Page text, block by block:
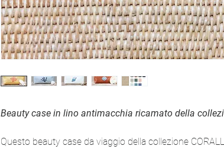
Beauty case in lino antimacchia ricamato della
Questo beauty case da viaggio della collezione